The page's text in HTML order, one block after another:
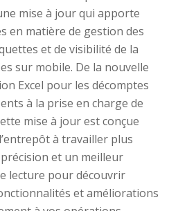
mise à jour qui apporte
en matière de gestion des
et de visibilité de la
sur mobile. De la nouvelle
Excel pour les décomptes
à la prise en charge de
mise à jour est conçue
à travailler plus
et un meilleur
lecture pour découvrir
et améliorations